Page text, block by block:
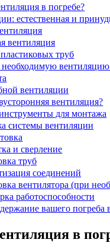
в погребе?
естественная и
вентиляция
труб
необходимую вентиляцию
вентиляции
вентиляция?
для монтажа
системы вентиляции
и сверление
труб
соединений
вентилятора (при
работоспособности
вашего погреба
в